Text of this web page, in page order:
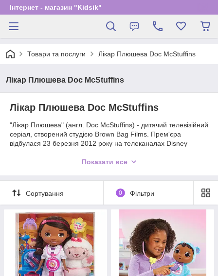
Інтернет - магазин "Kidsik"
Товари та послуги Лікар Плюшева Doc McStuffins
Лікар Плюшева Doc McStuffins
Лікар Плюшева Doc McStuffins
"Лікар Плюшева" (англ. Doc McStuffins) - дитячий телевізійний
серіал, створений студією Brown Bag Films. Прем'єра
відбулася 23 березня 2012 року на телеканалах Disney
Якось шестирічна дівчинка Дотті захотіла стати лікарем, як і її
невеликою допомогою своїх друзів – Стаффі, Леммі та Хеллі
Кожен епізод включає оригінальний саундтрек. Протягом
останніх титрів Док дає глядачам поради про те, як
залишатися здоровим.
Показати все
Сортування 0 Фільтри